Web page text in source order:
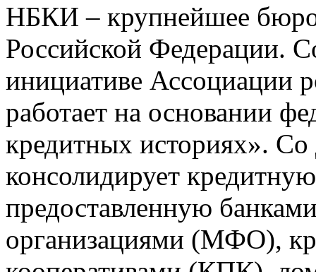
НБКИ – крупнейшее
Российской Федерации.
инициативе Ассоциации
работает на основании
кредитных историях».
консолидирует
предоставленную
организациями (МФО),